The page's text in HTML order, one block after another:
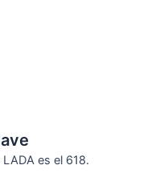
es el 618.